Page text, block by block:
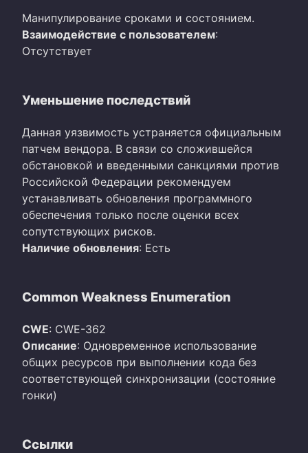
Манипулирование сроками и состоянием.
Взаимодействие с пользователем:
Отсутствует
Уменьшение последствий
Данная уязвимость устраняется официальным
патчем вендора. В связи со сложившейся
обстановкой и введенными санкциями против
Российской Федерации рекомендуем
устанавливать обновления программного
обеспечения только после оценки всех
сопутствующих рисков.
Наличие обновления: Есть
Common Weakness Enumeration
CWE: CWE-362
Описание: Одновременное использование
общих ресурсов при выполнении кода без
соответствующей синхронизации (состояние
гонки)
Ссылки